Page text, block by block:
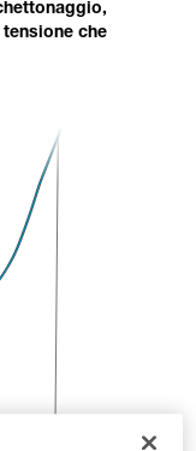
richiede una
specifico.
la vostra
alla vostra
che non
che